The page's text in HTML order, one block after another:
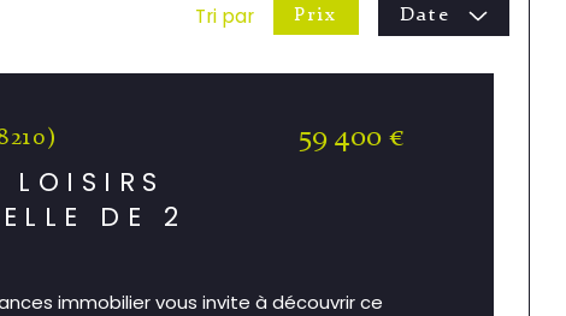
Tri par Prix Date
LOISIRS
DE 2
59 400 €
immobilier vous invite à découvrir ce